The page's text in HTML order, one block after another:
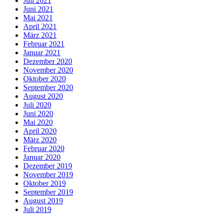
Juni 2021
Mai 2021
April 2021
März 2021
Februar 2021
Januar 2021
Dezember 2020
November 2020
Oktober 2020
September 2020
August 2020
Juli 2020
Juni 2020
Mai 2020
April 2020
März 2020
Februar 2020
Januar 2020
Dezember 2019
November 2019
Oktober 2019
September 2019
August 2019
Juli 2019